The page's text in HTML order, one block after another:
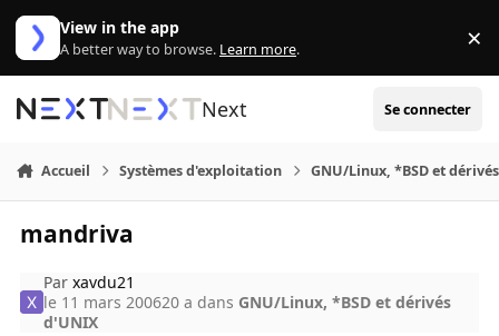
Aller au contenu
View in the app
A better way to browse. Learn more. ×
Next Se connecter
Accueil Systèmes d'exploitation GNU/Linux, *BSD et
mandriva
Parxavdu21
le 11 mars 200620 a dans GNU/Linux, *BSD et dérivés
d'UNIX